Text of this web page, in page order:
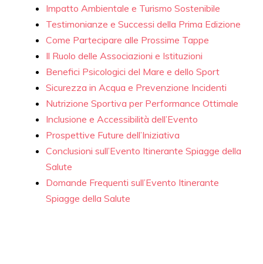
Impatto Ambientale e Turismo Sostenibile
Testimonianze e Successi della Prima Edizione
Come Partecipare alle Prossime Tappe
Il Ruolo delle Associazioni e Istituzioni
Benefici Psicologici del Mare e dello Sport
Sicurezza in Acqua e Prevenzione Incidenti
Nutrizione Sportiva per Performance Ottimale
Inclusione e Accessibilità dell’Evento
Prospettive Future dell’Iniziativa
Conclusioni sull’Evento Itinerante Spiagge della
Salute
Domande Frequenti sull’Evento Itinerante
Spiagge della Salute